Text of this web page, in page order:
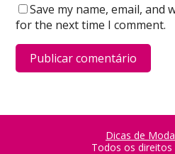
Save my name, email, and
for the next time I comment.
Dicas de Moda
Todos os direitos